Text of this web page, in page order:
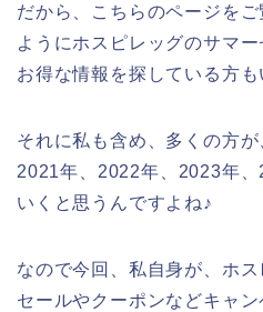
だから、こちらのページを
ようにホスピレッグのサマ
お得な情報を探している方も
それに私も含め、多くの方
2021年、2022年、2023年
いくと思うんですよね♪
なので今回、私自身が、ホ
セールやクーポンなどキャ